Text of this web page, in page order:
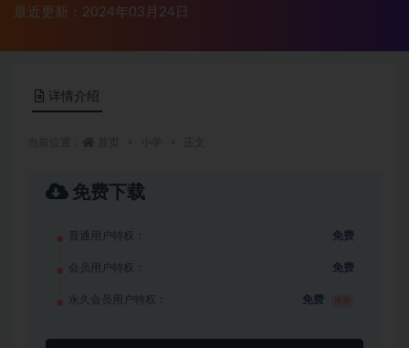
最近更新：2024年03月24日
详情介绍
免费下载
普通用户特权： 免费
会员用户特权： 免费
永久会员用户特权： 免费